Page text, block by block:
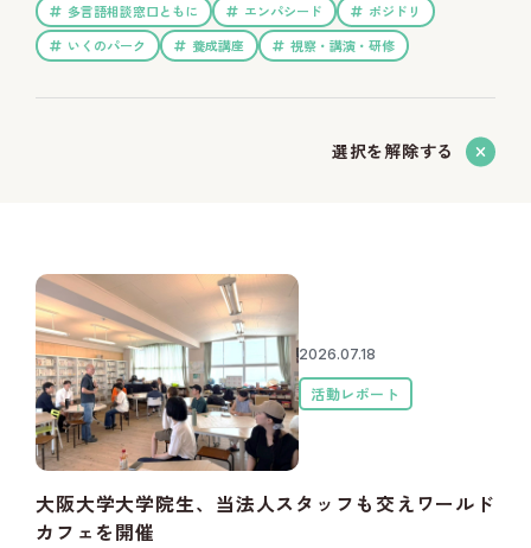
多言語相談窓口ともに
エンパシード
ポジドリ
いくのパーク
養成講座 視察・講演・研修
選択を解除する
2026.07.18
活動レポート
大阪大学大学院生、当法人スタッフも交えワールド
カフェを開催